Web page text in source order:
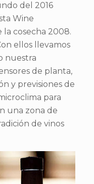
del 2016
Wine
la cosecha 2008.
ellos llevamos
nuestra
de planta,
y previsiones de
para
una zona de
de vinos